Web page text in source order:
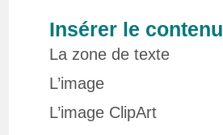
Insérer le contenu
La zone de texte
L’image
L’image ClipArt